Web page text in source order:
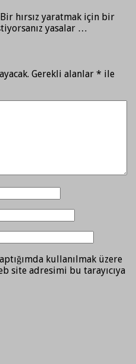
hırsız yaratmak için bir
yasalar …
Gerekli alanlar * ile
kullanılmak üzere
site adresimi bu tarayıcıya